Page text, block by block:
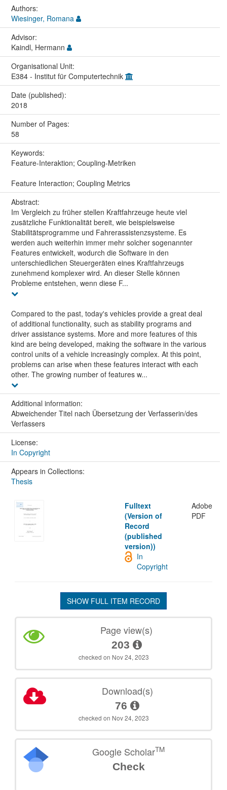
Authors:
Wiesinger, Romana
Advisor:
Kaindl, Hermann
Organisational Unit:
E384 - Institut für Computertechnik
Date (published):
2018
Number of Pages:
58
Keywords:
Feature-Interaktion; Coupling-Metriken
Feature Interaction; Coupling Metrics
Abstract:
Im Vergleich zu früher stellen Kraftfahrzeuge heute viel
zusätzliche Funktionalität bereit, wie beispielsweise
Stabilitätsprogramme und Fahrerassistenzsysteme. Es
werden auch weiterhin immer mehr solcher sogenannter
Features entwickelt, wodurch die Software in den
unterschiedlichen Steuergeräten eines Kraftfahrzeugs
zunehmend komplexer wird. An dieser Stelle können
Probleme entstehen, wenn diese F...
Compared to the past, today's vehicles provide a great deal
of additional functionality, such as stability programs and
driver assistance systems. More and more features of this
kind are being developed, making the software in the various
control units of a vehicle increasingly complex. At this point,
problems can arise when these features interact with each
other. The growing number of features w...
Additional information:
Abweichender Titel nach Übersetzung der Verfasserin/des
Verfassers
License:
In Copyright
Appears in Collections:
Thesis
Fulltext
(Version of
Record
(published
version))
Adobe
PDF
In
Copyright
SHOW FULL ITEM RECORD
Page view(s)
203
checked on Nov 24, 2023
Download(s)
76
checked on Nov 24, 2023
Google ScholarTM
Check